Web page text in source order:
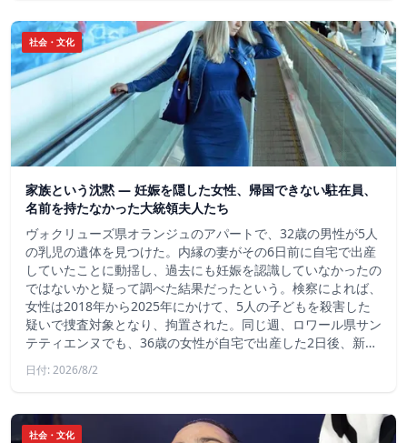
社会・文化
家族という沈黙 ― 妊娠を隠した女性、帰国できない駐在員、
名前を持たなかった大統領夫人たち
ヴォクリューズ県オランジュのアパートで、32歳の男性が5人
の乳児の遺体を見つけた。内縁の妻がその6日前に自宅で出産
していたことに動揺し、過去にも妊娠を認識していなかったの
ではないかと疑って調べた結果だったという。検察によれば、
女性は2018年から2025年にかけて、5人の子どもを殺害した
疑いで捜査対象となり、拘置された。同じ週、ロワール県サン
テティエンヌでも、36歳の女性が自宅で出産した2日後、新…
日付: 2026/8/2
社会・文化